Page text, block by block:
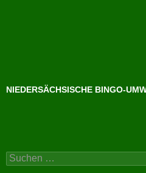
NIEDERSÄCHSISCHE BINGO-
Suchen
nach: